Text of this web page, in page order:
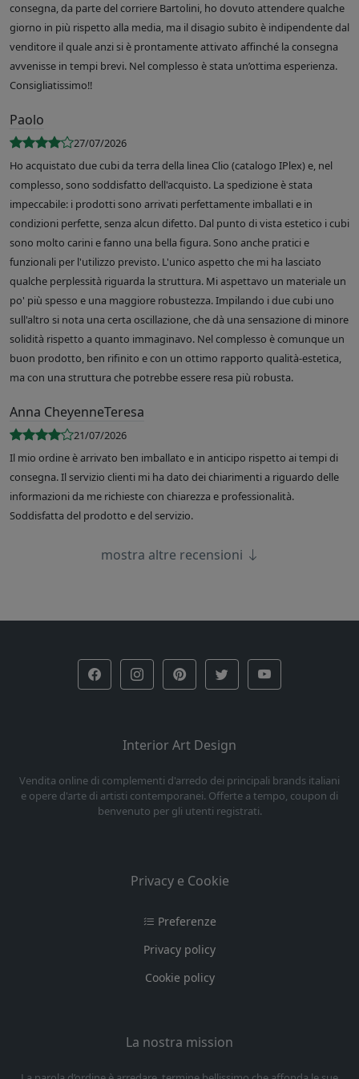
consegna, da parte del corriere Bartolini, ho dovuto attendere qualche
giorno in più rispetto alla media, ma il disagio subito è indipendente dal
venditore il quale anzi si è prontamente attivato affinché la consegna
avvenisse in tempi brevi. Nel complesso è stata un’ottima esperienza.
Consigliatissimo!!
Paolo
27/07/2026
Ho acquistato due cubi da terra della linea Clio (catalogo IPlex) e, nel
complesso, sono soddisfatto dell'acquisto. La spedizione è stata
impeccabile: i prodotti sono arrivati perfettamente imballati e in
condizioni perfette, senza alcun difetto. Dal punto di vista estetico i cubi
sono molto carini e fanno una bella figura. Sono anche pratici e
funzionali per l'utilizzo previsto. L'unico aspetto che mi ha lasciato
qualche perplessità riguarda la struttura. Mi aspettavo un materiale un
po' più spesso e una maggiore robustezza. Impilando i due cubi uno
sull'altro si nota una certa oscillazione, che dà una sensazione di minore
solidità rispetto a quanto immaginavo. Nel complesso è comunque un
buon prodotto, ben rifinito e con un ottimo rapporto qualità-estetica,
ma con una struttura che potrebbe essere resa più robusta.
Anna CheyenneTeresa
21/07/2026
Il mio ordine è arrivato ben imballato e in anticipo rispetto ai tempi di
consegna. Il servizio clienti mi ha dato dei chiarimenti a riguardo delle
informazioni da me richieste con chiarezza e professionalità.
Soddisfatta del prodotto e del servizio.
mostra altre recensioni
Interior Art Design
Vendita online di complementi d'arredo dei principali brands italiani
e opere d'arte di artisti contemporanei. Offerte a tempo, coupon di
benvenuto per gli utenti registrati.
Privacy e Cookie
Preferenze
Privacy policy
Cookie policy
La nostra mission